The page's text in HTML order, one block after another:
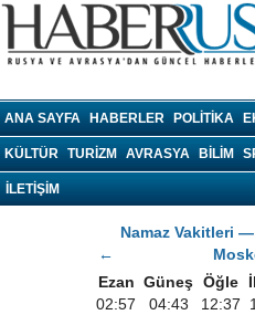
ANA SAYFA HABERLER POLITIKA
KÜLTÜR TURIZM AVRASYA BILIM
İLETİŞİM
Namaz Vakitleri
←
Ezan Güneş Öğle
02:57
04:43 12:37